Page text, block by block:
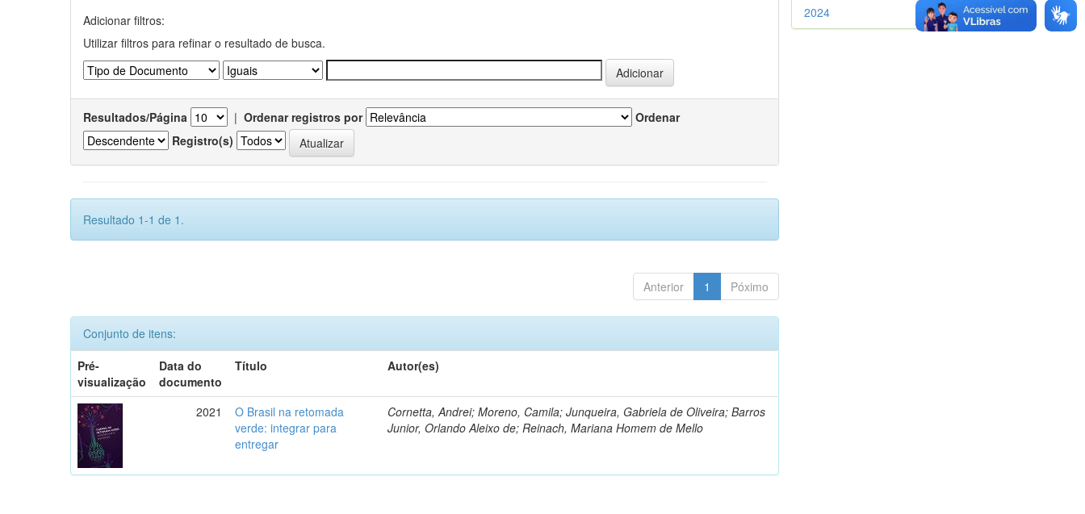
Adicionar filtros:
Utilizar filtros para refinar o resultado de busca.
Resultados/Página | Ordenar registros por
Ordenar
Registro(s)
Resultado 1-1 de 1.
Anterior 1 Póximo
Conjunto de itens:
Pré-
visualização
Data do
documento
Título Autor(es)
2021
O Brasil na retomada
verde: integrar para
entregar
Cornetta, Andrei; Moreno, Camila; Junqueira, Gabriela de Oliveira; Barros
Junior, Orlando Aleixo de; Reinach, Mariana Homem de Mello
1
2024